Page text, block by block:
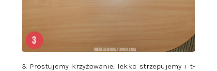
3. Prostujemy krzyżowanie, lekko strzepujemy i t-